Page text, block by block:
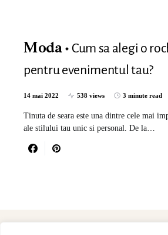
Moda
Cum sa alegi o
pentru evenimentul tau?
14 mai 2022 538 views 3 minute read
Tinuta de seara este una dintre cele mai
ale stilului tau unic si personal. De la…